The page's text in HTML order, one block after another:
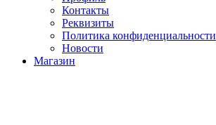
Контакты
Реквизиты
Политика конфиденциальности
Новости
Магазин